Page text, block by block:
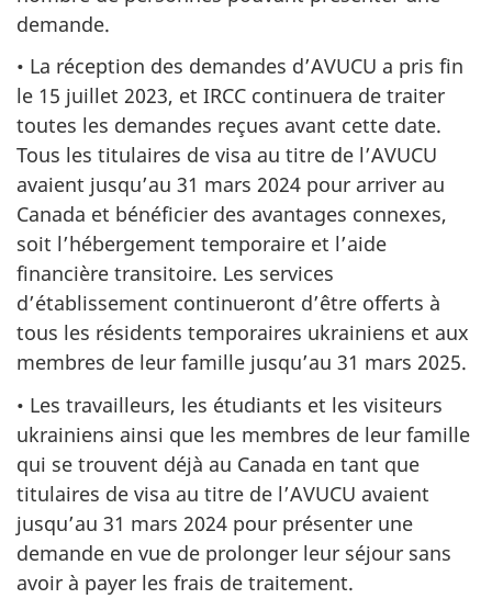
demande.
• La réception des demandes d’AVUCU a pris fin
le 15 juillet 2023, et IRCC continuera de traiter
toutes les demandes reçues avant cette date.
Tous les titulaires de visa au titre de l’AVUCU
avaient jusqu’au 31 mars 2024 pour arriver au
Canada et bénéficier des avantages connexes,
soit l’hébergement temporaire et l’aide
financière transitoire. Les services
d’établissement continueront d’être offerts à
tous les résidents temporaires ukrainiens et aux
membres de leur famille jusqu’au 31 mars 2025.
• Les travailleurs, les étudiants et les visiteurs
ukrainiens ainsi que les membres de leur famille
qui se trouvent déjà au Canada en tant que
titulaires de visa au titre de l’AVUCU avaient
jusqu’au 31 mars 2024 pour présenter une
demande en vue de prolonger leur séjour sans
avoir à payer les frais de traitement.